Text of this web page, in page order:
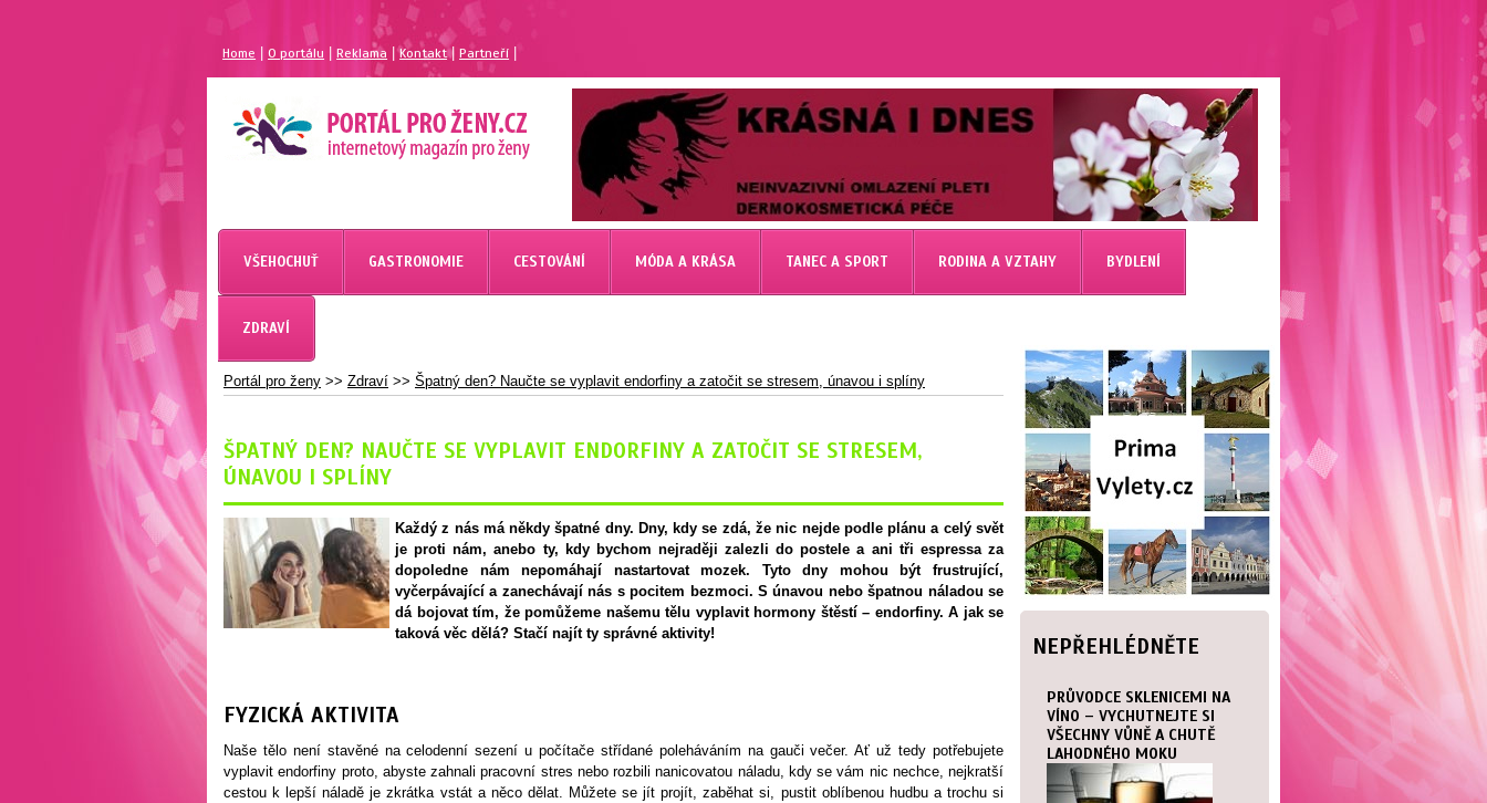
Home |O portálu Reklama Kontakt| Partneří
MAGAZÍN PRO ŽENY
PORTÁL PRO ŽENY.CZ
VŠEHOCHUŤ GASTRONOMIE CESTOVÁNÍ MÓDA A KRÁSA TANEC A SPORT RODINA A VZTAHY BYDLENÍ
ZDRAVÍ
NEPŘEHLÉDNĚTE
PRŮVODCE SKLENICEMI NA
VÍNO – VYCHUTNEJTE SI
VŠECHNY VŮNĚ A CHUTĚ
LAHODNÉHO MOKU
Portál pro ženy >> Zdraví >> Špatný den? Naučte se vyplavit endorfiny a zatočit se stresem, únavou i splíny
ŠPATNÝ DEN? NAUČTE SE VYPLAVIT ENDORFINY A ZATOČIT SE STRESEM,
ÚNAVOU I SPLÍNY
Každý z nás má někdy špatné dny. Dny, kdy se zdá, že nic nejde podle plánu a celý svět
je proti nám, anebo ty, kdy bychom nejraději zalezli do postele a ani tři espressa za
dopoledne nám nepomáhají nastartovat mozek. Tyto dny mohou být frustrující,
vyčerpávající a zanechávají nás s pocitem bezmoci. S únavou nebo špatnou náladou se
dá bojovat tím, že pomůžeme našemu tělu vyplavit hormony štěstí – endorfiny. A jak se
taková věc dělá? Stačí najít ty správné aktivity!
FYZICKÁ AKTIVITA
Naše tělo není stavěné na celodenní sezení u počítače střídané poleháváním na gauči večer. Ať už tedy potřebujete
vyplavit endorfiny proto, abyste zahnali pracovní stres nebo rozbili nanicovatou náladu, kdy se vám nic nechce, nejkratší
cestou k lepší náladě je zkrátka vstát a něco dělat. Můžete se jít projít, zaběhat si, pustit oblíbenou hudbu a trochu si